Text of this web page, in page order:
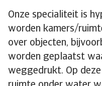
Onze specialiteit is
worden kamers/
over objecten,
worden geplaatst
weggedrukt. Op